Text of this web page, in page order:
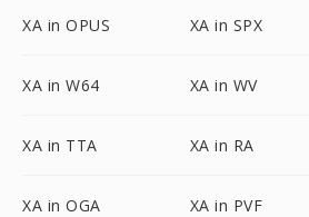
XA in OPUS XA in SPX
XA in W64 XA in WV
XA in TTA XA in RA
XA in OGA XA in PVF